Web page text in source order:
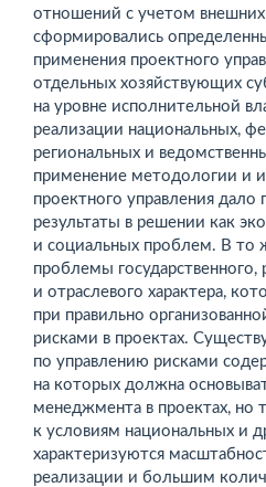
отношений с учетом
сформировались
применения проектного
отдельных хозяйствующих
на уровне исполнительной
реализации нацио­нальных,
региональных и
применение методологии и
проектного управления
результаты в решении как
и социальных проблем. В то
проблемы государственного,
и отраслевого характера,
при правильно
рисками в проектах.
по управлению рисками
на которых должна
менеджмента в проектах, но
к условиям национальных и
характеризуются
реализации и большим